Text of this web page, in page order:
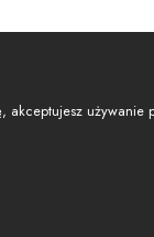
akceptujesz używanie